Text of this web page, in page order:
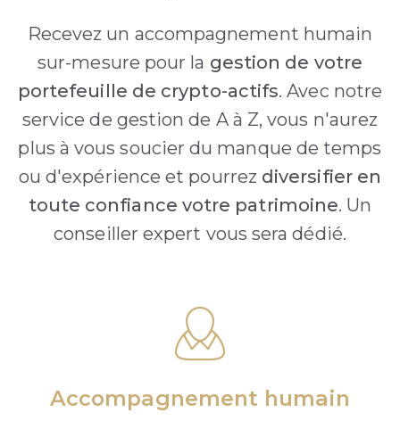
Recevez un accompagnement humain
sur-mesure pour la gestion de votre
portefeuille de crypto-actifs. Avec notre
service de gestion de A à Z, vous n'aurez
plus à vous soucier du manque de temps
ou d'expérience et pourrez diversifier en
toute confiance votre patrimoine. Un
conseiller expert vous sera dédié.
Accompagnement humain